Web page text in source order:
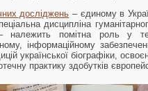
досліджень – єдиному в
дисципліна
– належить помітна роль у
інформаційному
української біографіки,
практику здобутків